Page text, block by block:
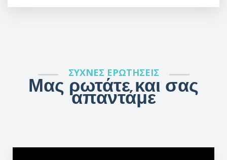
ΣΥΧΝΕΣ ΕΡΩΤΗΣΕΙΣ
Μας ρωτάτε και σας
απαντάμε